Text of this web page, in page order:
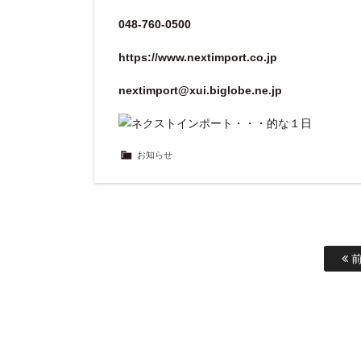
048-760-0500
https://www.nextimport.co.jp
nextimport@xui.biglobe.ne.jp
お知らせ